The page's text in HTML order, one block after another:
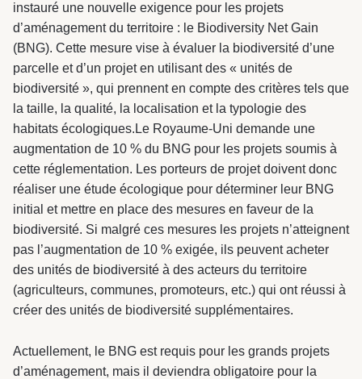
instauré une nouvelle exigence pour les projets
d’aménagement du territoire : le Biodiversity Net Gain
(BNG). Cette mesure vise à évaluer la biodiversité d’une
parcelle et d’un projet en utilisant des « unités de
biodiversité », qui prennent en compte des critères tels que
la taille, la qualité, la localisation et la typologie des
habitats écologiques.Le Royaume-Uni demande une
augmentation de 10 % du BNG pour les projets soumis à
cette réglementation. Les porteurs de projet doivent donc
réaliser une étude écologique pour déterminer leur BNG
initial et mettre en place des mesures en faveur de la
biodiversité. Si malgré ces mesures les projets n’atteignent
pas l’augmentation de 10 % exigée, ils peuvent acheter
des unités de biodiversité à des acteurs du territoire
(agriculteurs, communes, promoteurs, etc.) qui ont réussi à
créer des unités de biodiversité supplémentaires.
Actuellement, le BNG est requis pour les grands projets
d’aménagement, mais il deviendra obligatoire pour la